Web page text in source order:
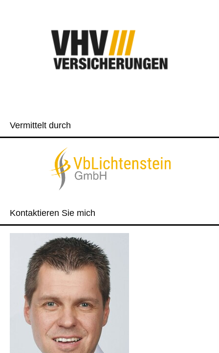
Vermittelt durch
Kontaktieren Sie mich